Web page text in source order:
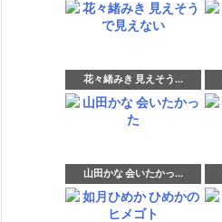
花々緒みき 見えそう...
山田かな 会いたかっ...